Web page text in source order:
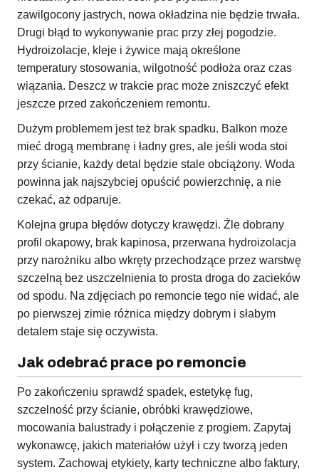
zawilgocony jastrych, nowa okładzina nie będzie trwała.
Drugi błąd to wykonywanie prac przy złej pogodzie.
Hydroizolacje, kleje i żywice mają określone
temperatury stosowania, wilgotność podłoża oraz czas
wiązania. Deszcz w trakcie prac może zniszczyć efekt
jeszcze przed zakończeniem remontu.
Dużym problemem jest też brak spadku. Balkon może
mieć drogą membranę i ładny gres, ale jeśli woda stoi
przy ścianie, każdy detal będzie stale obciążony. Woda
powinna jak najszybciej opuścić powierzchnię, a nie
czekać, aż odparuje.
Kolejna grupa błędów dotyczy krawędzi. Źle dobrany
profil okapowy, brak kapinosa, przerwana hydroizolacja
przy narożniku albo wkręty przechodzące przez warstwę
szczelną bez uszczelnienia to prosta droga do zacieków
od spodu. Na zdjęciach po remoncie tego nie widać, ale
po pierwszej zimie różnica między dobrym i słabym
detalem staje się oczywista.
Jak odebrać prace po remoncie
Po zakończeniu sprawdź spadek, estetykę fug,
szczelność przy ścianie, obróbki krawędziowe,
mocowania balustrady i połączenie z progiem. Zapytaj
wykonawcę, jakich materiałów użył i czy tworzą jeden
system. Zachowaj etykiety, karty techniczne albo faktury,